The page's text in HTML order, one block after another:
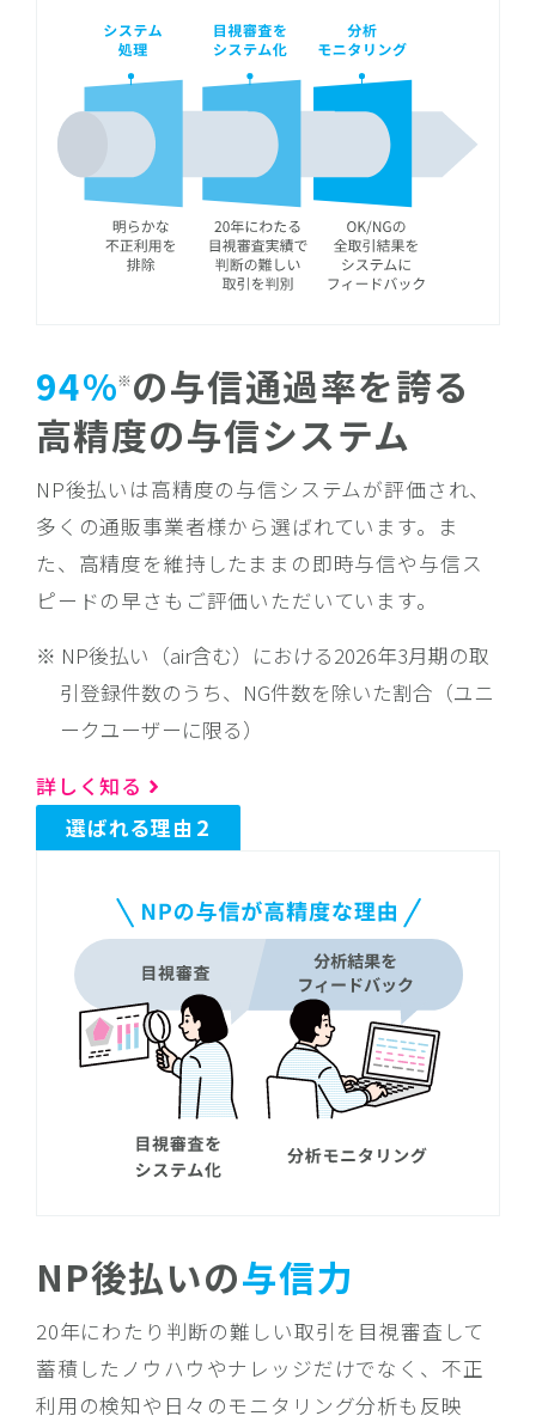
94%※の与信通過率を誇る
高精度の与信システム
NP後払いは高精度の与信システムが評価され、
多くの通販事業者様から選ばれています。ま
た、高精度を維持したままの即時与信や与信ス
ピードの早さもご評価いただいています。
NP後払い（air含む）における2026年3月期の取
引登録件数のうち、NG件数を除いた割合（ユニ
ークユーザーに限る）
詳しく知る
選ばれる理由 2
NP後払いの与信力
20年にわたり判断の難しい取引を目視審査して
蓄積したノウハウやナレッジだけでなく、不正
利用の検知や日々のモニタリング分析も反映